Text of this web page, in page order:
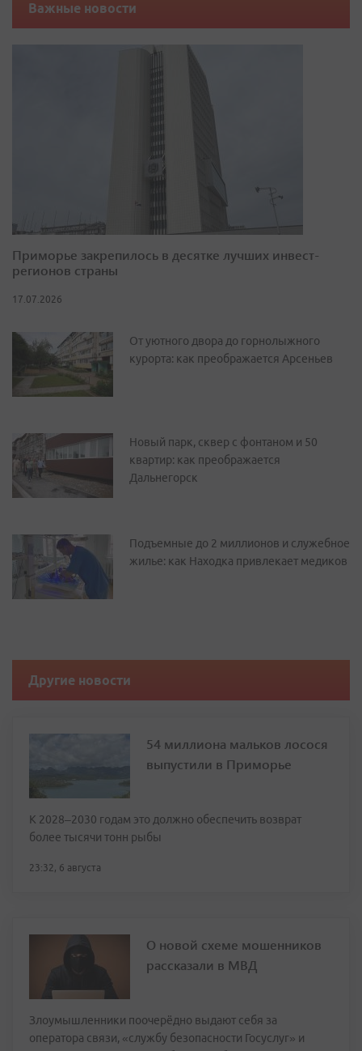
Важные новости
Приморье закрепилось в десятке лучших инвест-
регионов страны
17.07.2026
От уютного двора до горнолыжного
курорта: как преображается Арсеньев
Новый парк, сквер с фонтаном и 50
квартир: как преображается
Дальнегорск
Подъемные до 2 миллионов и служебное
жилье: как Находка привлекает медиков
Другие новости
54 миллиона мальков лосося
выпустили в Приморье
К 2028–2030 годам это должно обеспечить возврат
более тысячи тонн рыбы
23:32, 6 августа
О новой схеме мошенников
рассказали в МВД
Злоумышленники поочерёдно выдают себя за
оператора связи, «службу безопасности Госуслуг» и